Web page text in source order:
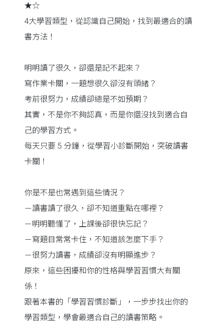
★☆
4大學習類型，從認識自己開始，找到最適合的讀
書方法！
明明讀了很久，卻還是記不起來？
寫作業卡關，一題想很久卻沒有頭緒？
考前很努力，成績卻總是不如預期？
其實，不是你不夠認真，而是你還沒找到適合自
己的學習方式。
每天只要 5 分鐘，從學習小診斷開始，突破讀書
卡關！
你是不是也常遇到這些情況？
－讀書讀了很久，卻不知道重點在哪裡？
－明明聽懂了，上課後卻很快忘記？
－寫題目常常卡住，不知道該怎麼下手？
－很努力讀書，成績卻沒有明顯進步？
原來，這些困擾和你的性格與學習習慣大有關
係！
跟著本書的「學習習慣診斷」，一步步找出你的
學習類型，學會最適合自己的讀書策略。